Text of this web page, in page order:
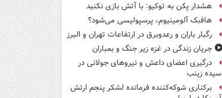
هشدار پکن به توکیو: با آتش بازی نکنید
هافبک آلومینیوم، پرسپولیسی می‌شود؟
رگبار باران و رعدوبرق در ارتفاعات تهران و البرز
جریان زندگی در غزه زیر جنگ و بمباران
درگیری اعضای داعش و نیروهای جولانی در
سیده زینب
برکناری شوکه‌کننده فرمانده لشکر پنجم ارتش